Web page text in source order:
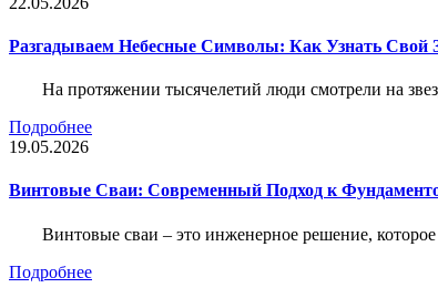
Разгадываем Небесные Символы: Как Узнать Свой
На протяжении тысячелетий люди смотрели на
Подробнее
19.05.2026
Винтовые Сваи: Современный Подход к
Винтовые сваи – это инженерное решение,
Подробнее